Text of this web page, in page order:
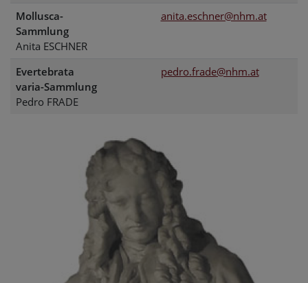
Mollusca-
Sammlung
Anita ESCHNER
anita.eschner@nhm.at
Evertebrata
varia-Sammlung
Pedro FRADE
pedro.frade@nhm.at